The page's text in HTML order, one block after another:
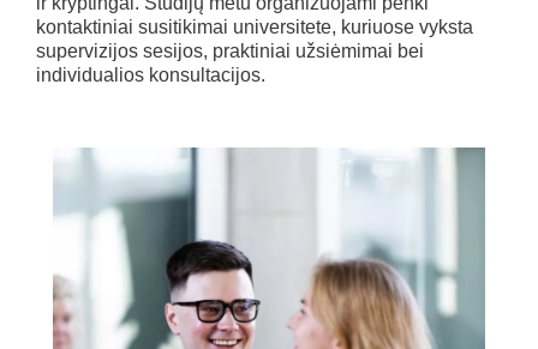
kontaktiniai susitikimai universitete, kuriuose vyksta
supervizijos sesijos, praktiniai užsiėmimai bei
individualios konsultacijos.